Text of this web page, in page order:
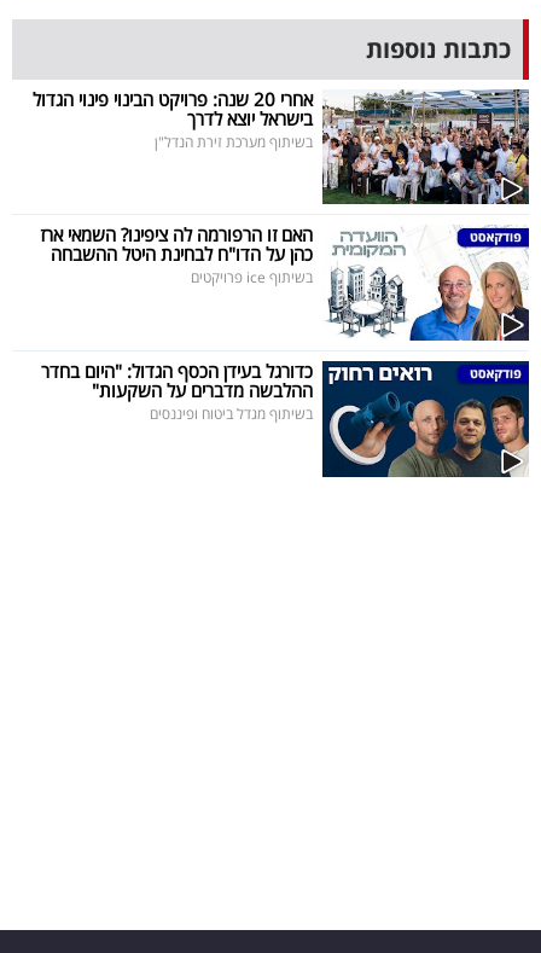
אחרינו:
כתבות נוספות
אחרי 20 שנה: פרויקט הבינוי פינוי הגדול
בישראל יוצא לדרך
בשיתוף מערכת זירת הנדל"ן
האם זו הרפורמה לה ציפינו? השמאי ארז
כהן על הדו"ח לבחינת היטל ההשבחה
בשיתוף ice פרויקטים
כדורגל בעידן הכסף הגדול: "היום בחדר
ההלבשה מדברים על השקעות"
בשיתוף מגדל ביטוח ופיננסים